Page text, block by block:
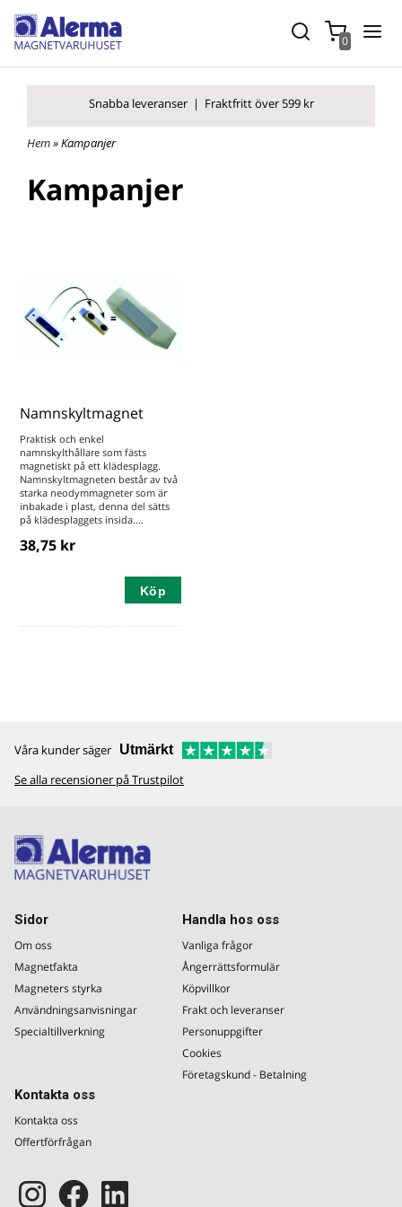
0
Snabba leveranser | Fraktfritt över 599 kr
Hem» Kampanjer
Kampanjer
Namnskyltmagnet
Praktisk och enkel
namnskylthållare som fästs
magnetiskt på ett klädesplagg.
Namnskyltmagneten består av två
starka neodymmagneter som är
inbakade i plast, denna del sätts
på klädesplaggets insida....
38,75 kr
Köp
Våra kunder säger Utmärkt
Se alla recensioner på Trustpilot
Sidor
Om oss
Magnetfakta
Magneters styrka
Användningsanvisningar
Specialtillverkning
Handla hos oss
Vanliga frågor
Ångerrättsformulär
Köpvillkor
Frakt och leveranser
Personuppgifter
Cookies
Företagskund - Betalning
Kontakta oss
Kontakta oss
Offertförfrågan